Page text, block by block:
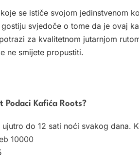
se ističe svojom jedinstvenom
svjedoče o tome da je ovaj
za kvalitetnom jutarnjom
ne smijete propustiti.
Podaci Kafića Roots?
do 12 sati noći svakog dana.
10000